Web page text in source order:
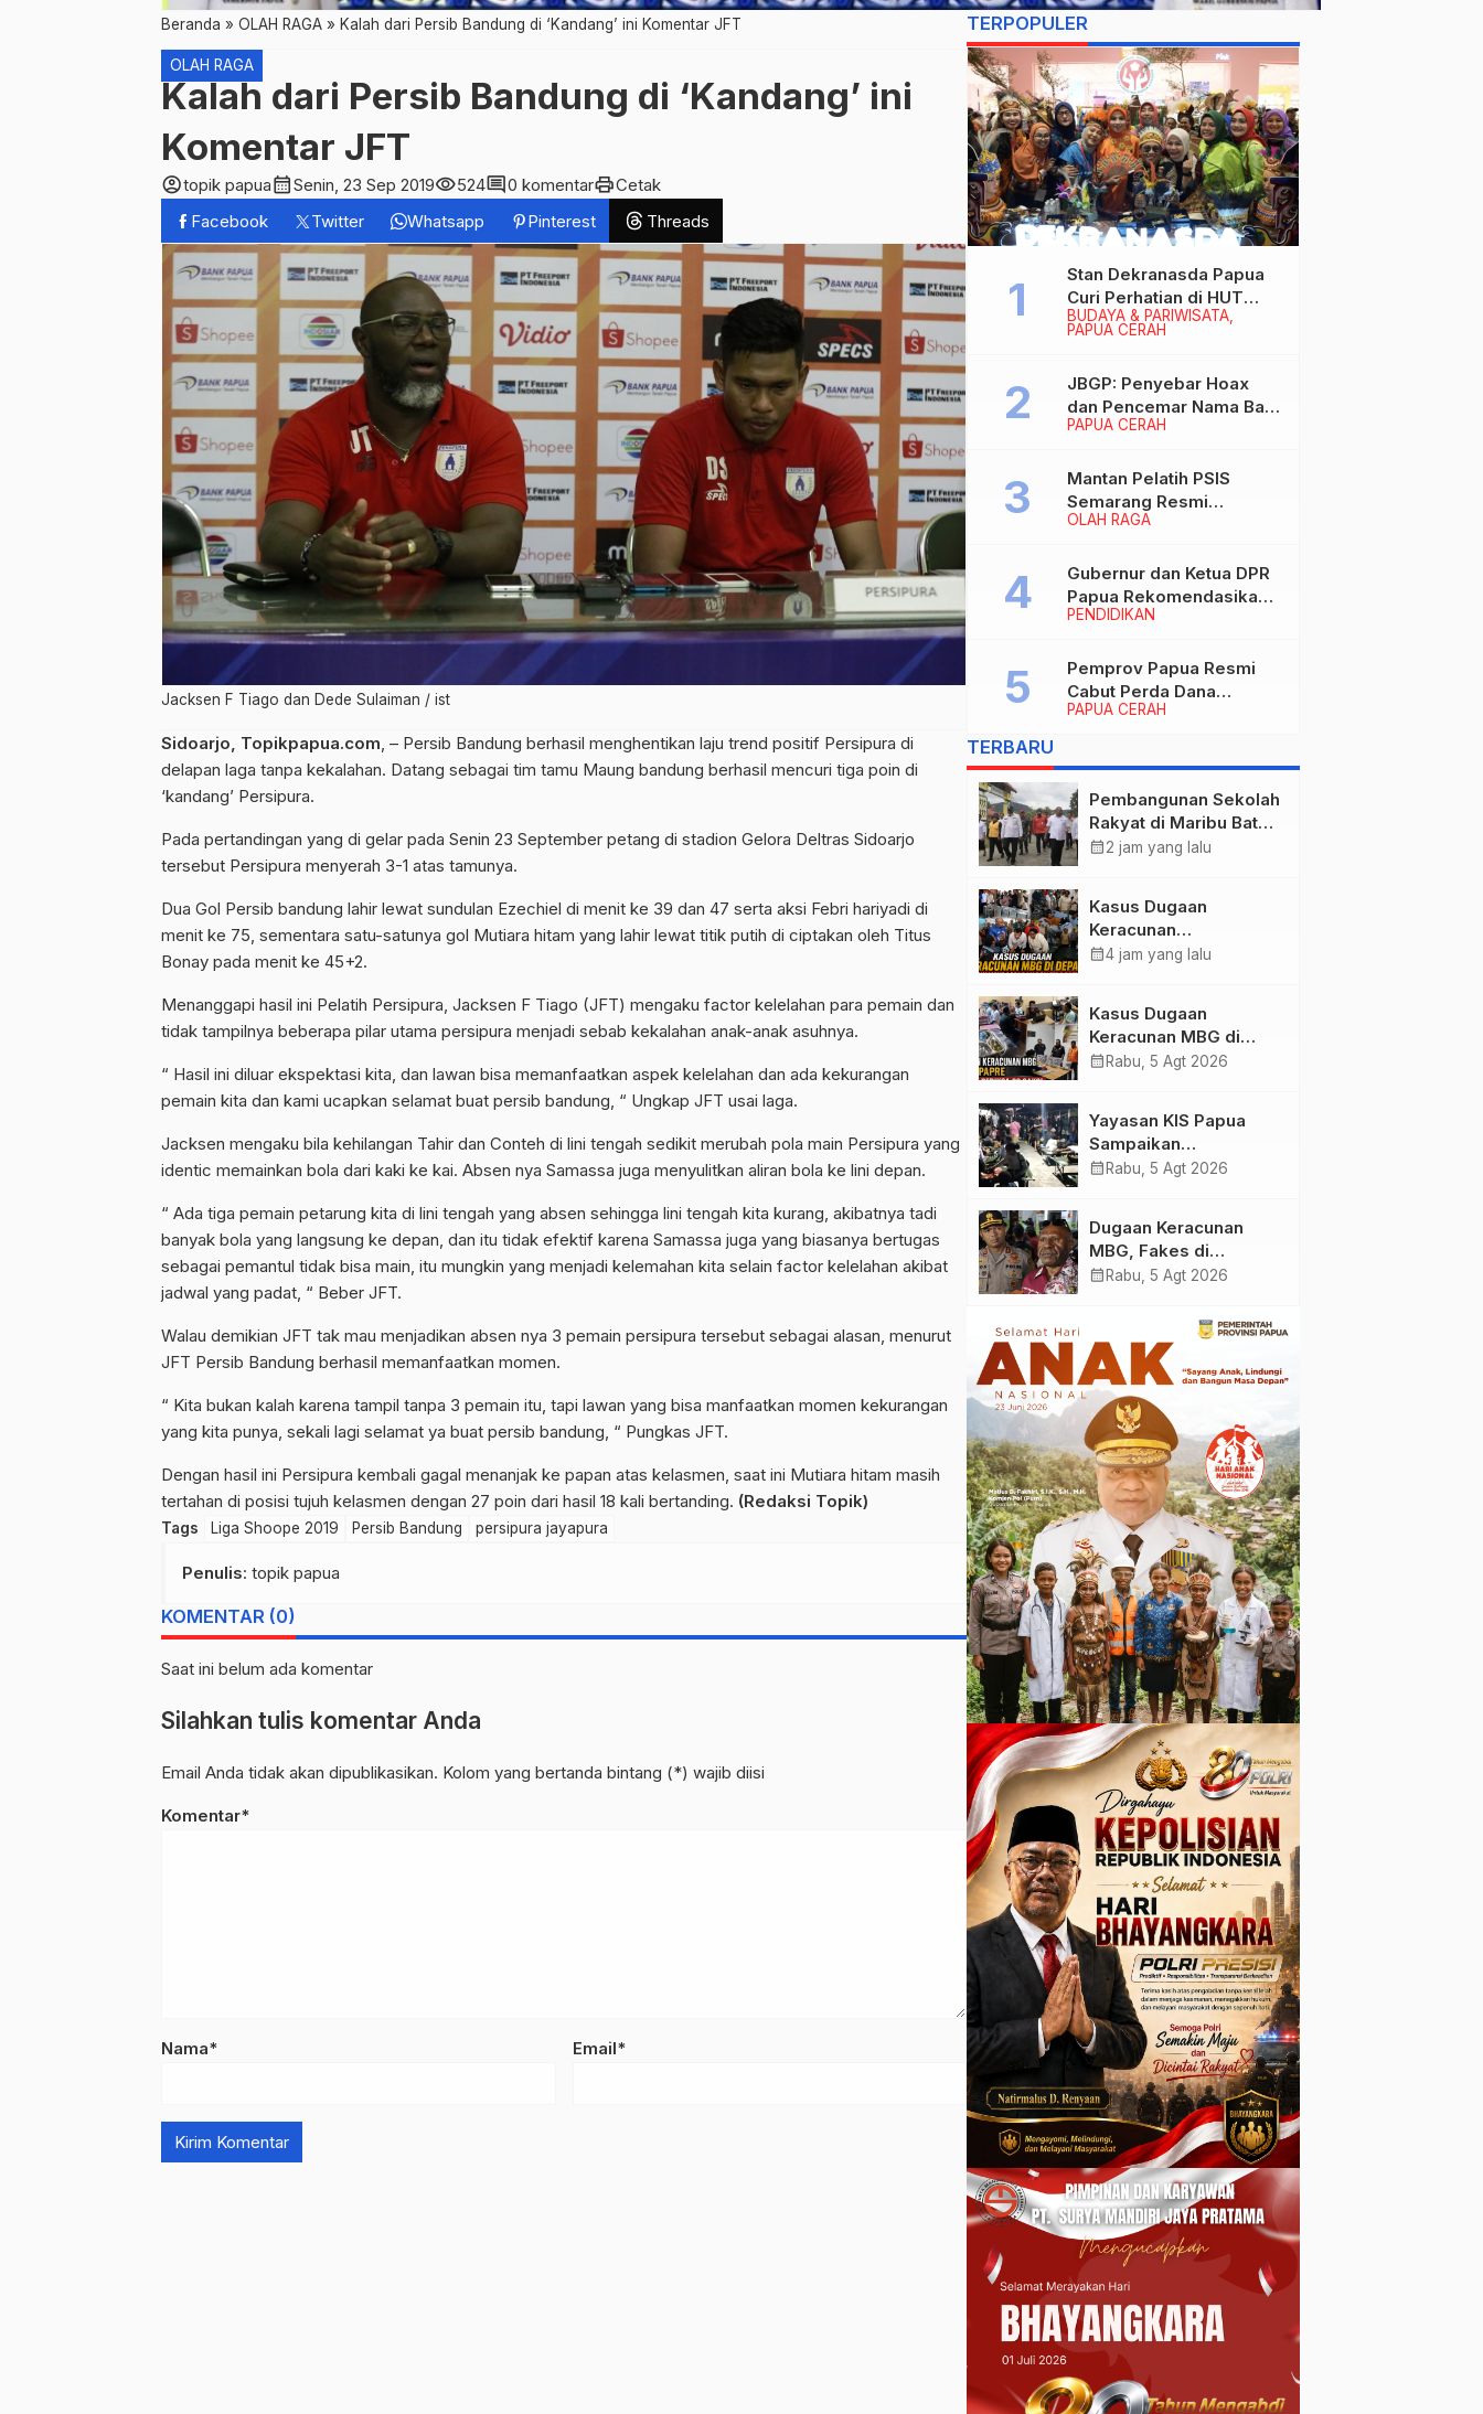
Beranda » OLAH RAGA » Kalah dari Persib Bandung di ‘Kandang’ ini Komentar JFT
OLAH RAGA
Kalah dari Persib Bandung di ‘Kandang’ ini
Komentar JFT
account_circletopik papuacalendar_monthSenin, 23 Sep 2019visibility524comment0 komentarprintCetak
Facebook
Twitter Whatsapp Pinterest Threads
Jacksen F Tiago dan Dede Sulaiman / ist
Sidoarjo, Topikpapua.com, – Persib Bandung berhasil menghentikan laju trend positif Persipura di
delapan laga tanpa kekalahan. Datang sebagai tim tamu Maung bandung berhasil mencuri tiga poin di
‘kandang’ Persipura.
Pada pertandingan yang di gelar pada Senin 23 September petang di stadion Gelora Deltras Sidoarjo
tersebut Persipura menyerah 3-1 atas tamunya.
Dua Gol Persib bandung lahir lewat sundulan Ezechiel di menit ke 39 dan 47 serta aksi Febri hariyadi di
menit ke 75, sementara satu-satunya gol Mutiara hitam yang lahir lewat titik putih di ciptakan oleh Titus
Bonay pada menit ke 45+2.
Menanggapi hasil ini Pelatih Persipura, Jacksen F Tiago (JFT) mengaku factor kelelahan para pemain dan
tidak tampilnya beberapa pilar utama persipura menjadi sebab kekalahan anak-anak asuhnya.
“ Hasil ini diluar ekspektasi kita, dan lawan bisa memanfaatkan aspek kelelahan dan ada kekurangan
pemain kita dan kami ucapkan selamat buat persib bandung, “ Ungkap JFT usai laga.
Jacksen mengaku bila kehilangan Tahir dan Conteh di lini tengah sedikit merubah pola main Persipura yang
identic memainkan bola dari kaki ke kai. Absen nya Samassa juga menyulitkan aliran bola ke lini depan.
“ Ada tiga pemain petarung kita di lini tengah yang absen sehingga lini tengah kita kurang, akibatnya tadi
banyak bola yang langsung ke depan, dan itu tidak efektif karena Samassa juga yang biasanya bertugas
sebagai pemantul tidak bisa main, itu mungkin yang menjadi kelemahan kita selain factor kelelahan akibat
jadwal yang padat, “ Beber JFT.
Walau demikian JFT tak mau menjadikan absen nya 3 pemain persipura tersebut sebagai alasan, menurut
JFT Persib Bandung berhasil memanfaatkan momen.
“ Kita bukan kalah karena tampil tanpa 3 pemain itu, tapi lawan yang bisa manfaatkan momen kekurangan
yang kita punya, sekali lagi selamat ya buat persib bandung, “ Pungkas JFT.
Dengan hasil ini Persipura kembali gagal menanjak ke papan atas kelasmen, saat ini Mutiara hitam masih
tertahan di posisi tujuh kelasmen dengan 27 poin dari hasil 18 kali bertanding. (Redaksi Topik)
Tags Liga Shoope 2019 Persib Bandung persipura jayapura
Penulis: topik papua
KOMENTAR (0)
Saat ini belum ada komentar
Silahkan tulis komentar Anda
Email Anda tidak akan dipublikasikan. Kolom yang bertanda bintang (*) wajib diisi
Komentar*
Nama* Email*
TERPOPULER
BUDAYA & PARIWISATA
PAPUA CERAH
Stan Dekranasda Papua
Curi Perhatian di HUT
Dekranas 2026, Ibu
PAPUA CERAH
JBGP: Penyebar Hoax
dan Pencemar Nama Baik
Gubernur Papua Siap
Hukum!
OLAH RAGA
Mantan Pelatih PSIS
Semarang Resmi
Nakhodahi Persipura
PENDIDIKAN
Gubernur dan Ketua DPR
Papua Rekomendasikan
Ade Yamin Jabat Rektor
periode 2026–2030
PAPUA CERAH
Pemprov Papua Resmi
Cabut Perda Dana
Cadangan, Dialihkan
Pembangunan dan
Layanan Publik
TERBARU
Pembangunan Sekolah
Rakyat di Maribu Batal,
Dipindahkan ke Muara
calendar_month2 jam yang lalu
Kasus Dugaan
Keracunan
MBG: Wamengadri
yang Ditemukan
calendar_month4 jam yang lalu
Kasus Dugaan
Keracunan MBG di
Kabupaten Jayapura,
calendar_month Rabu, 5 Agt 2026
Yayasan KIS Papua
Sampaikan
Permohonan Maaf dan
Keracunan MBG di
Depapre
calendar_month Rabu, 5 Agt 2026
Dugaan Keracunan
MBG, Fakes di
Kabupaten Jayapura
Ratusan Korban
calendar_month Rabu, 5 Agt 2026